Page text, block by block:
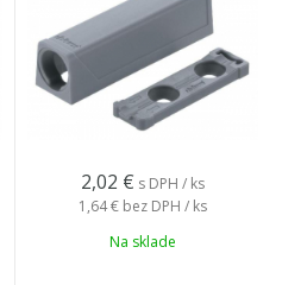
2,02 € s DPH / ks
1,64 € bez DPH / ks
Na sklade